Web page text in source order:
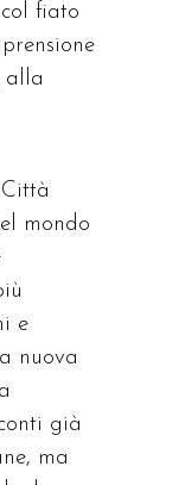
fiato
alla
Città
mondo
e
nuova
già
ma